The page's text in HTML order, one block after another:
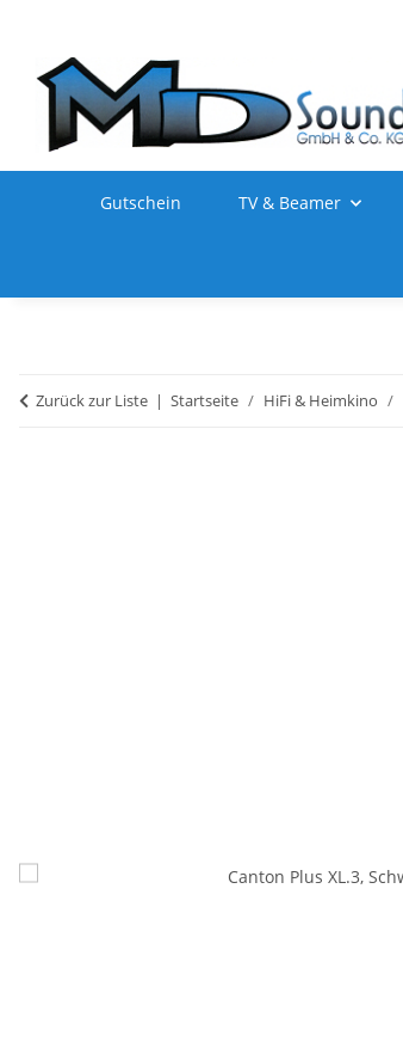
Gutschein TV & Beamer
Zurück zur Liste Startseite HiFi & Heimkino